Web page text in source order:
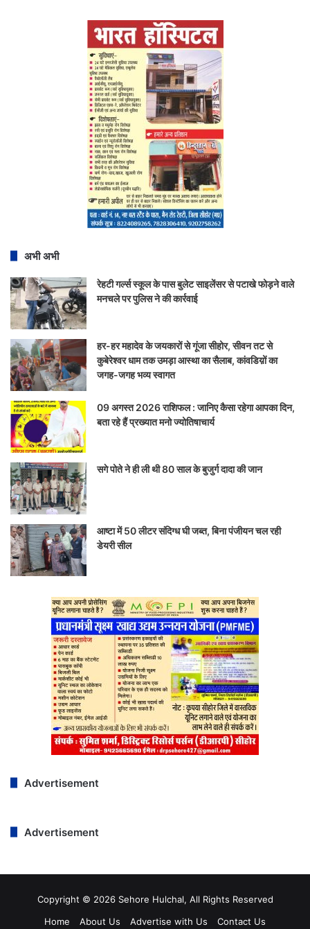
अभी अभी
रेहटी गर्ल्स स्कूल के पास बुलेट साइलेंसर से पटाखे फोड़ने वाले
मनचले पर पुलिस ने की कार्रवाई
हर-हर महादेव के जयकारों से गूंजा सीहोर, सीवन तट से
कुबेरेश्वर धाम तक उमड़ा आस्था का सैलाब, कांवडिय़ों का
जगह-जगह भव्य स्वागत
09 अगस्त 2026 राशिफल : जानिए कैसा रहेगा आपका दिन,
बता रहे हैं प्रख्यात मनो ज्योतिषाचार्य
सगे पोते ने ही ली थी 80 साल के बुजुर्ग दादा की जान
आष्टा में 50 लीटर संदिग्ध घी जब्त, बिना पंजीयन चल रही
डेयरी सील
Advertisement
Advertisement
Copyright © 2026 Sehore Hulchal, All Rights Reserved
Home
About Us Advertise with Us Contact Us